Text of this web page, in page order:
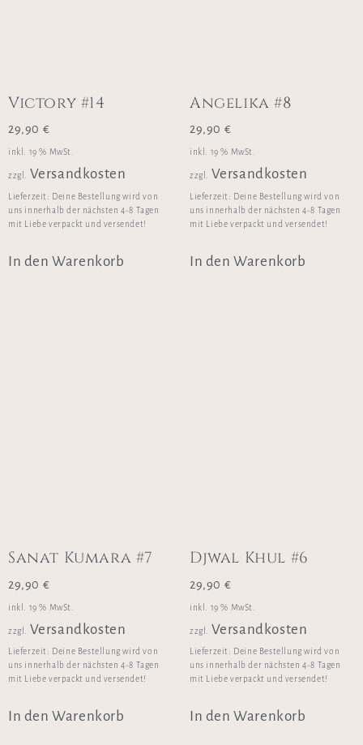
Victory #14
29,90 €
inkl. 19 % MwSt.
zzgl. Versandkosten
Lieferzeit: Deine Bestellung wird von
uns innerhalb der nächsten 4-8 Tagen
mit Liebe verpackt und versendet!
In den Warenkorb
Angelika #8
29,90 €
inkl. 19 % MwSt.
zzgl. Versandkosten
Lieferzeit: Deine Bestellung wird von
uns innerhalb der nächsten 4-8 Tagen
mit Liebe verpackt und versendet!
In den Warenkorb
Sanat Kumara #7
29,90 €
inkl. 19 % MwSt.
zzgl. Versandkosten
Lieferzeit: Deine Bestellung wird von
uns innerhalb der nächsten 4-8 Tagen
mit Liebe verpackt und versendet!
In den Warenkorb
Djwal Khul #6
29,90 €
inkl. 19 % MwSt.
zzgl. Versandkosten
Lieferzeit: Deine Bestellung wird von
uns innerhalb der nächsten 4-8 Tagen
mit Liebe verpackt und versendet!
In den Warenkorb